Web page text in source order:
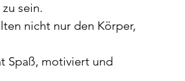
sein.
nicht nur den Körper,
Spaß, motiviert und